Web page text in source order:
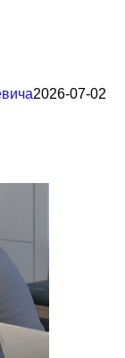
2026-07-02